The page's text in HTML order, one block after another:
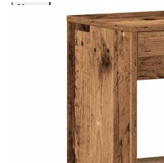
Acest tabel are caracter
coșul de cumpărături unde
cererii de creditare.
Предоставената таблица е
Добавете продукта в
количката" и при поръчка
вноски на кредита.
Предоставената таблица е
Добавете продукта в